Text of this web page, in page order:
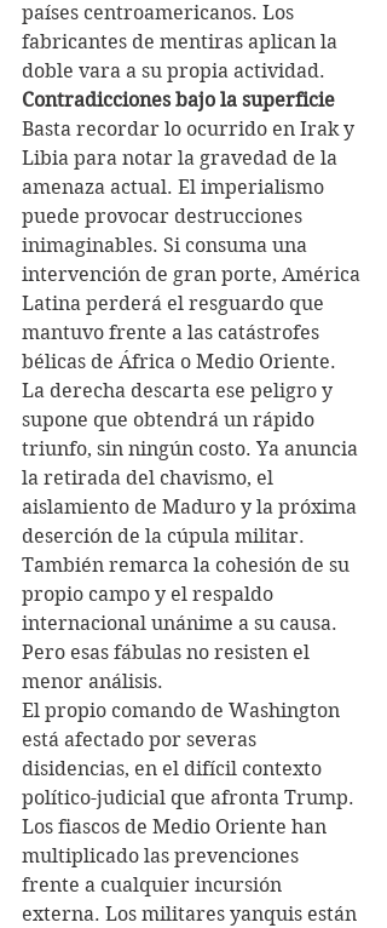
países centroamericanos. Los
fabricantes de mentiras aplican la
doble vara a su propia actividad.
Contradicciones bajo la superficie
Basta recordar lo ocurrido en Irak y
Libia para notar la gravedad de la
amenaza actual. El imperialismo
puede provocar destrucciones
inimaginables. Si consuma una
intervención de gran porte, América
Latina perderá el resguardo que
mantuvo frente a las catástrofes
bélicas de África o Medio Oriente.
La derecha descarta ese peligro y
supone que obtendrá un rápido
triunfo, sin ningún costo. Ya anuncia
la retirada del chavismo, el
aislamiento de Maduro y la próxima
deserción de la cúpula militar.
También remarca la cohesión de su
propio campo y el respaldo
internacional unánime a su causa.
Pero esas fábulas no resisten el
menor análisis.
El propio comando de Washington
está afectado por severas
disidencias, en el difícil contexto
político-judicial que afronta Trump.
Los fiascos de Medio Oriente han
multiplicado las prevenciones
frente a cualquier incursión
externa. Los militares yanquis están